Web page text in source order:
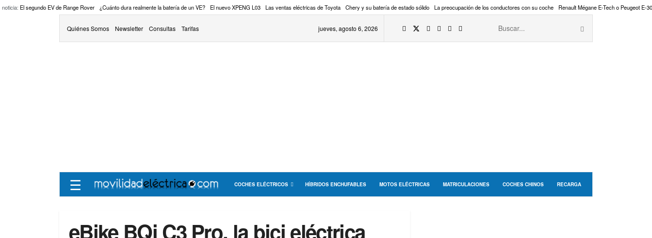
noticia: El segundo EV de Range Rover ¿Cuánto dura realmente la batería de un VE? El nuevo XPENG L03 Las ventas eléctricas de Toyota Chery y su batería de estado sólido La preocupación de los conductores con su coche Renault Mégane E-Tech o Peugeot E-
Quiénes Somos Newsletter Consultas Tarifas jueves, agosto 6, 2026
☰ COCHES ELÉCTRICOS HÍBRIDOS ENCHUFABLES MOTOS ELÉCTRICAS MATRICULACIONES COCHES CHINOS RECARGA
eBike BQi C3 Pro, la bici eléctrica